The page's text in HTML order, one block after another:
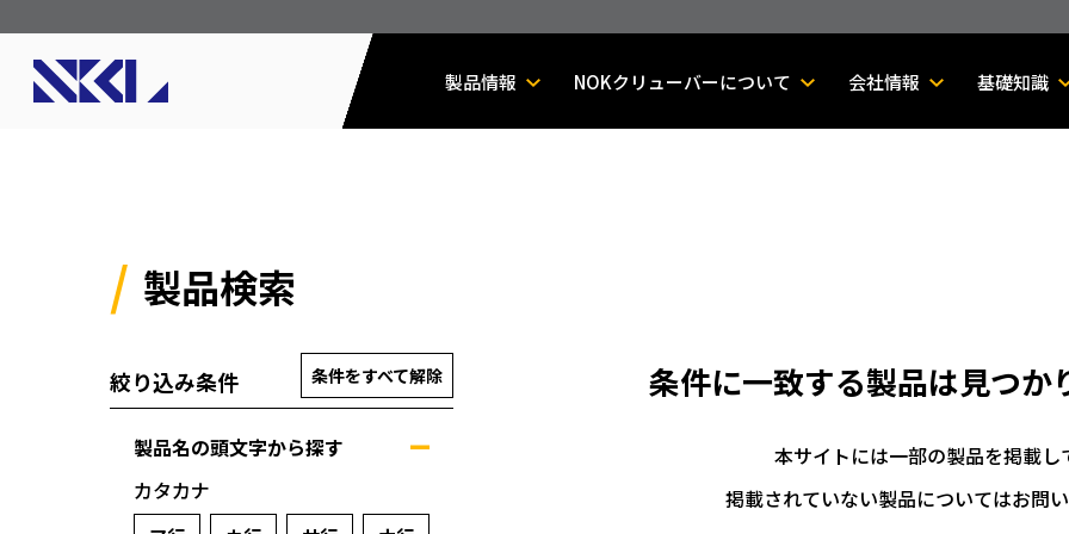
製品情報 NOKクリューバーについて 会社情報 基礎知識
製品検索
絞り込み条件 条件をすべて解除
製品名の頭文字から探す
カタカナ
条件に一致する製品は見つか
本サイトには一部の製品を掲載し
掲載されていない製品についてはお問